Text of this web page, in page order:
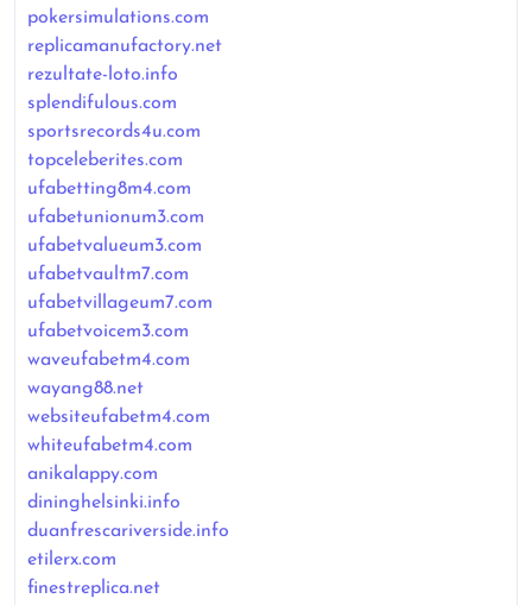
pokersimulations.com
replicamanufactory.net
rezultate-loto.info
splendifulous.com
sportsrecords4u.com
topceleberites.com
ufabetting8m4.com
ufabetunionum3.com
ufabetvalueum3.com
ufabetvaultm7.com
ufabetvillageum7.com
ufabetvoicem3.com
waveufabetm4.com
wayang88.net
websiteufabetm4.com
whiteufabetm4.com
anikalappy.com
dininghelsinki.info
duanfrescariverside.info
etilerx.com
finestreplica.net